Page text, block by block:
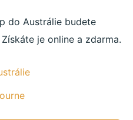
do Austrálie budete
Získáte je online a zdarma.